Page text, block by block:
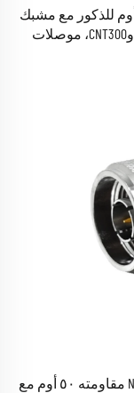
المصنع: موصلات RF من نوع BNC بمقاومة 50 أوم للذكور مع مشبك
وبرغي لتثبيت الأسلاك LMR300 و5D-FB وRG6 وCNT300، موصلات
سعر المصنع: موصل توصيل ذكري من النوع N مقاومته ٥٠ أوم مع